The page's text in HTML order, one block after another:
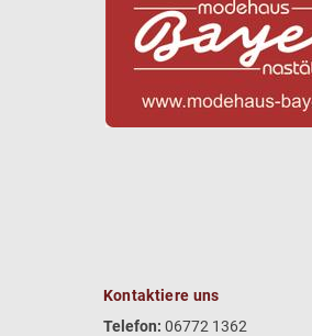
Kontaktiere uns
Telefon: 06772 1362